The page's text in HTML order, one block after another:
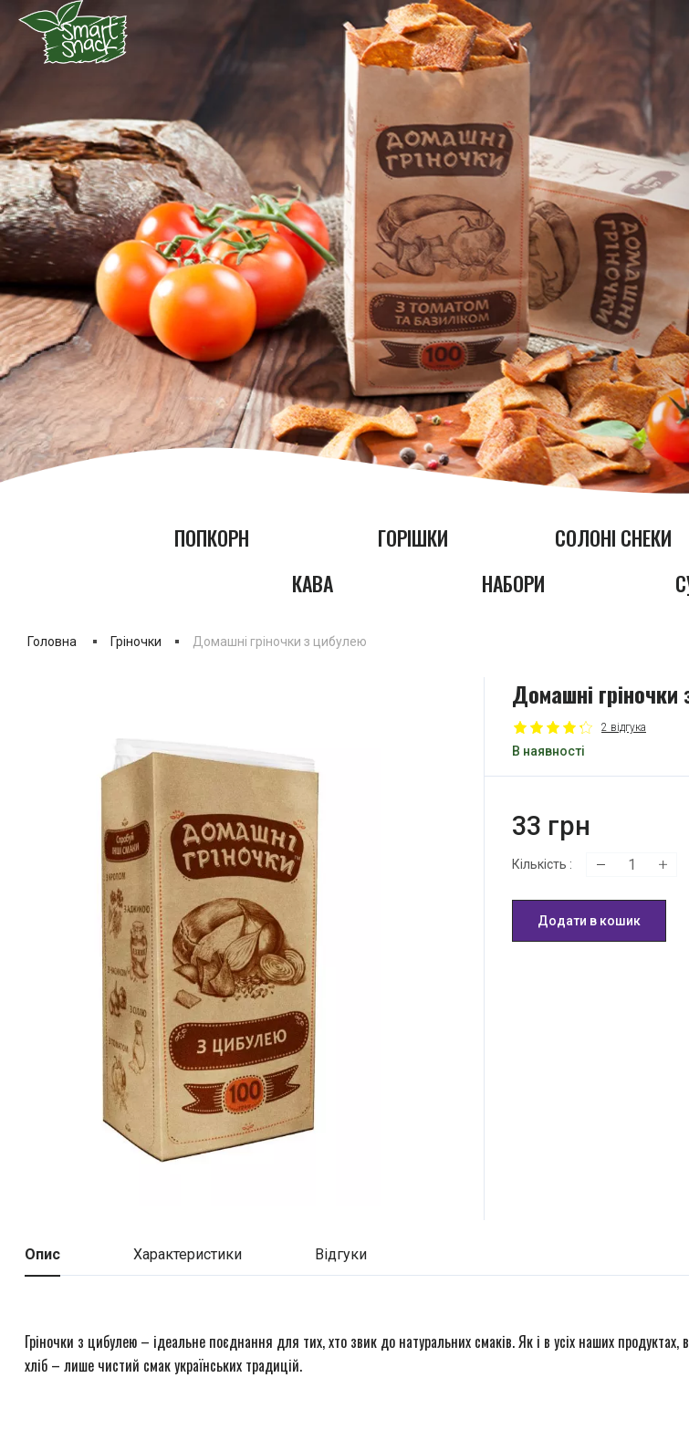
ПОПКОРН ГОРІШКИ СОЛОНІ СНЕКИ
КАВА
НАБОРИ
Головна Гріночки Домашні гріночки з цибулею
Домашні
2 відгука
В наявності
33 грн
Кількість :
Додати в кошик
Опис Характеристики Відгуки
Гріночки з цибулею – ідеальне поєднання для тих, хто звик до натуральних смаків. Як і в усіх наших
хліб – лише чистий смак українських традицій.